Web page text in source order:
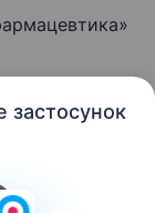
застосунок